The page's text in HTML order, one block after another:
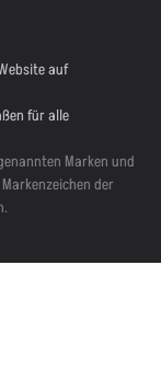
auf
für alle
Marken und
der